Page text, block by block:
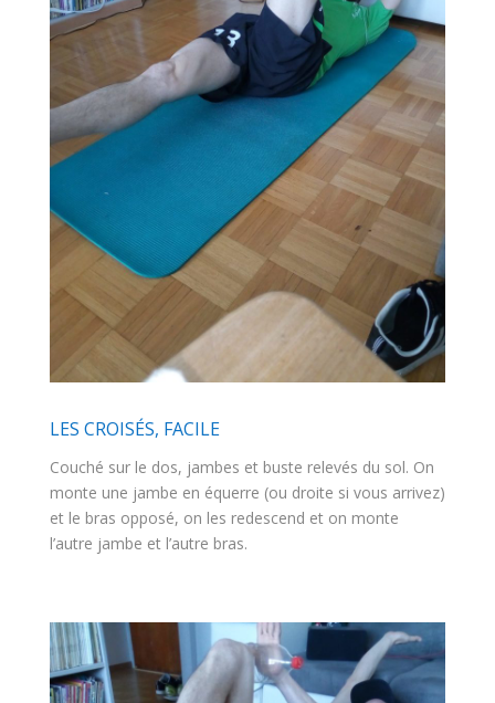
LES CROISÉS, FACILE
Couché sur le dos, jambes et buste relevés du sol. On
monte une jambe en équerre (ou droite si vous arrivez)
et le bras opposé, on les redescend et on monte
l’autre jambe et l’autre bras.